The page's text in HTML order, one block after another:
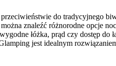
do tradycyjnego
znaleźć różnorodne opcje
łóżka, prąd czy dostęp do
jest idealnym